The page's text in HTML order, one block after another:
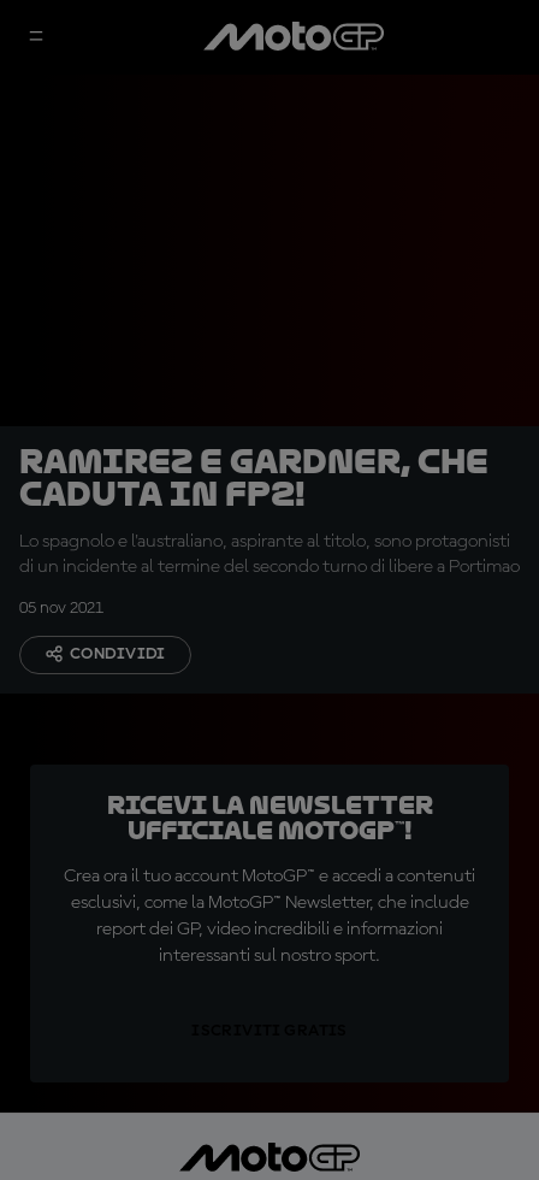
Ramirez e Gardner, che
caduta in FP2!
Lo spagnolo e l'australiano, aspirante al titolo, sono protagonisti
di un incidente al termine del secondo turno di libere a Portimao
05 nov 2021
CONDIVIDI
Ricevi la newsletter
ufficiale MotoGP™!
Crea ora il tuo account MotoGP™ e accedi a contenuti
esclusivi, come la MotoGP™ Newsletter, che include
report dei GP, video incredibili e informazioni
interessanti sul nostro sport.